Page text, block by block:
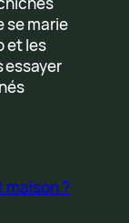
se marie
et les
essayer
maison ?